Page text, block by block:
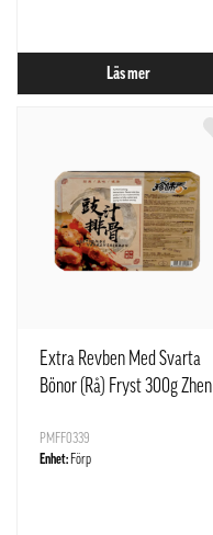
Läs mer
Extra Revben Med Svarta
Bönor (Rå) Fryst 300g Zhen
PMFF0339
Enhet: Förp